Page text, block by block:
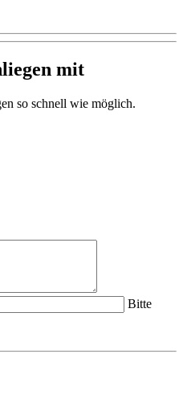
mit
so schnell wie möglich.
Bitte